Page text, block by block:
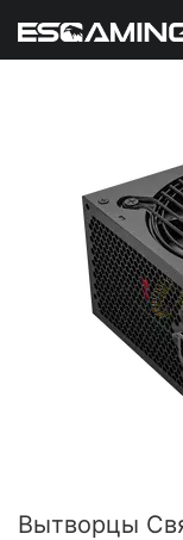
Вытворцы